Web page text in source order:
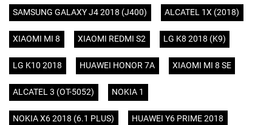
SAMSUNG GALAXY J4 2018 (J400) ALCATEL 1X (2018)
XIAOMI MI 8 XIAOMI REDMI S2 LG K8 2018 (K9)
LG K10 2018 HUAWEI HONOR 7A XIAOMI MI 8 SE
ALCATEL 3 (OT-5052) NOKIA 1
NOKIA X6 2018 (6.1 PLUS) HUAWEI Y6 PRIME 2018